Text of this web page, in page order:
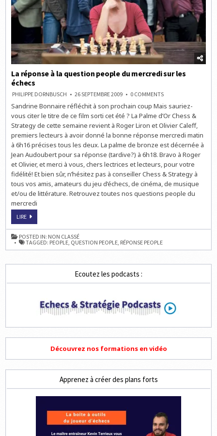
La réponse à la question people du mercredi sur les
échecs
PHILIPPE DORNBUSCH 26 SEPTEMBRE 2009 0 COMMENTSON
RÉPONSE
LA
QUESTION
PEOPLE
DU
SUR
LES
ÉCHECS
Sandrine Bonnaire réfléchit à son prochain coup Mais sauriez-
vous citer le titre de ce film sorti cet été ? La Palme d’Or Chess &
Strategy de cette semaine revient à Roger Liron et Olivier Caleff,
premiers lecteurs à avoir donné la bonne réponse mercredi matin
à 6h16 précises tous les deux. La palme de bronze est décernée à
Jean Audoubert pour sa réponse (tardive?) à 6h18. Bravo à Roger
et Olivier, et merci à vous, chers lectrices et lecteurs, pour votre
fidélité! Et bien sûr, n’hésitez pas à conseiller Chess & Strategy à
tous vos amis, amateurs du jeu d’échecs, de cinéma, de musique
et/ou de littérature. Retrouvez toutes nos questions people du
mercredi
LIRELA
À
LA
QUESTION
PEOPLE
DU
SUR
POSTED IN: NON CLASSÉ
TAGGED: PEOPLE, QUESTION PEOPLE, RÉPONSE PEOPLE
Ecoutez les podcasts :
Découvrez nos formations en vidéo
Apprenez à créer des plans forts